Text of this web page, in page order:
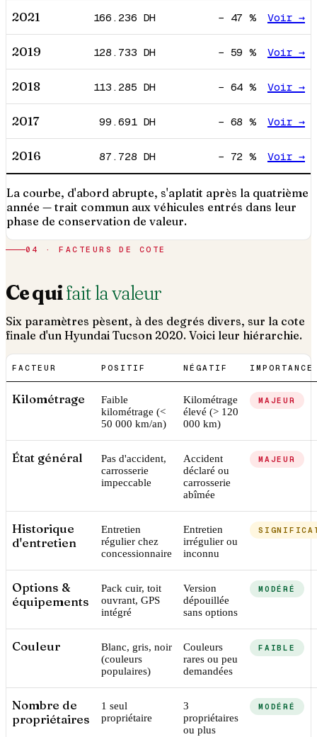
2021 166.236 DH − 47 % Voir →
2019 128.733 DH − 59 % Voir →
2018 113.285 DH − 64 % Voir →
2017 99.691DH − 68 % Voir →
2016 87.728 DH − 72 % Voir →
La courbe, d'abord abrupte, s'aplatit après la quatrième
année — trait commun aux véhicules entrés dans leur
phase de conservation de valeur.
04 · FACTEURS DE COTE
Ce quifait la valeur
Six paramètres pèsent, à des degrés divers, sur la cote
finale d'un Hyundai Tucson 2020. Voici leur hiérarchie.
FACTEUR POSITIF NÉGATIF IMPORTANCE
Kilométrage
Faible
kilométrage (<
50 000 km/an)
Kilométrage
élevé (> 120
000 km)
MAJEUR
État général
Pas d'accident,
carrosserie
impeccable
Accident
déclaré ou
carrosserie
abîmée
MAJEUR
Historique
d'entretien
Entretien
régulier chez
concessionnaire
Entretien
irrégulier ou
inconnu
Options &
équipements
Pack cuir, toit
ouvrant, GPS
intégré
Version
dépouillée
sans options
MODÉRÉ
Couleur
Blanc, gris, noir
(couleurs
populaires)
Couleurs
rares ou peu
demandées
FAIBLE
Nombre de
propriétaires
1 seul
propriétaire
3
propriétaires
ou plus
MODÉRÉ